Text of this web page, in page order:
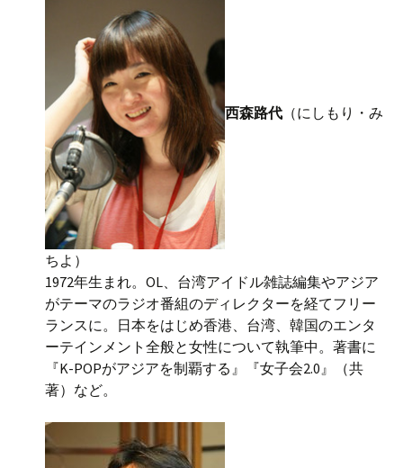
西森路代 （にしもり・み
ちよ）
1972年生まれ。OL、台湾アイドル雑誌編集やアジア
がテーマのラジオ番組のディレクターを経てフリー
ランスに。日本をはじめ香港、台湾、韓国のエンタ
ーテインメント全般と女性について執筆中。著書に
『K-POPがアジアを制覇する』『女子会2.0』（共
著）など。